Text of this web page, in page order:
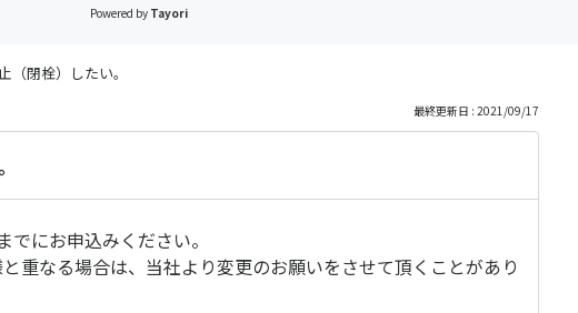
Powered by Tayori
（閉栓）したい。
最終更新日 : 2021/09/17
にお申込みください。
重なる場合は、当社より変更のお願いをさせて頂くことがあり